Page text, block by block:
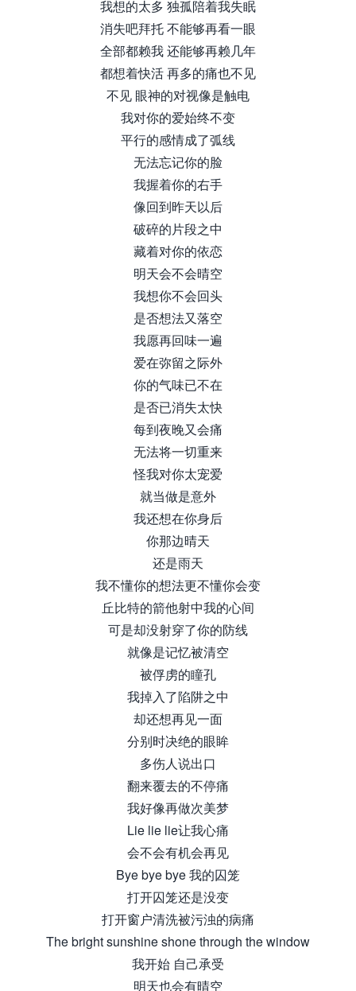
我想的太多 独孤陪着我失眠
消失吧拜托 不能够再看一眼
全部都赖我 还能够再赖几年
都想着快活 再多的痛也不见
不见 眼神的对视像是触电
我对你的爱始终不变
平行的感情成了弧线
无法忘记你的脸
我握着你的右手
像回到昨天以后
破碎的片段之中
藏着对你的依恋
明天会不会晴空
我想你不会回头
是否想法又落空
我愿再回味一遍
爱在弥留之际外
你的气味已不在
是否已消失太快
每到夜晚又会痛
无法将一切重来
怪我对你太宠爱
就当做是意外
我还想在你身后
你那边晴天
还是雨天
我不懂你的想法更不懂你会变
丘比特的箭他射中我的心间
可是却没射穿了你的防线
就像是记忆被清空
被俘虏的瞳孔
我掉入了陷阱之中
却还想再见一面
分别时决绝的眼眸
多伤人说出口
翻来覆去的不停痛
我好像再做次美梦
Lie lie lie让我心痛
会不会有机会再见
Bye bye bye 我的囚笼
打开囚笼还是没变
打开窗户清洗被污浊的病痛
The bright sunshine shone through the window
我开始 自己承受
明天也会有晴空